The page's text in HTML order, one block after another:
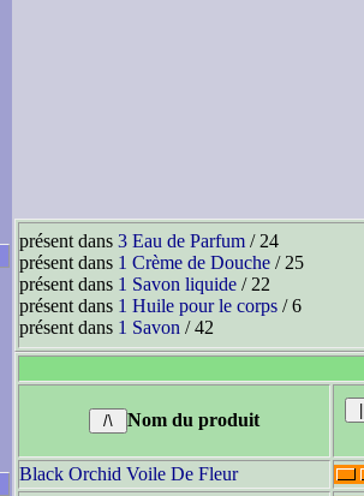
présent dans 3 Eau de Parfum / 24
présent dans 1 Crème de Douche / 25
présent dans 1 Savon liquide / 22
présent dans 1 Huile pour le corps / 6
présent dans 1 Savon / 42
Nom du produit
Black Orchid Voile De Fleur